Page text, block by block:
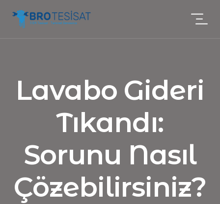
Lavabo Gideri
Tıkandı:
Sorunu Nasıl
Çözebilirsiniz?